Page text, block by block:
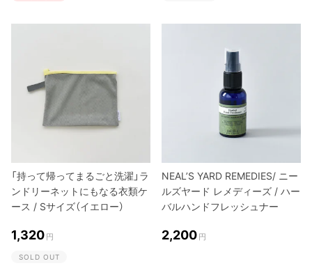
「持って帰ってまるごと洗濯」ラ
ンドリーネットにもなる衣類ケ
ース / Sサイズ（イエロー）
1,320 円
SOLD OUT
NEAL’S YARD REMEDIES/ ニー
ルズヤード レメディーズ / ハー
バルハンドフレッシュナー
2,200 円